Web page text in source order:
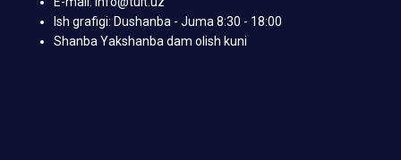
Ish grafigi: Dushanba - Juma 8:30 - 18:00
Shanba Yakshanba dam olish kuni